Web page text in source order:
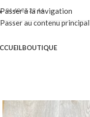
Passer à la navigation
Passer au contenu principal
01 40 86 22 44
BOUTIQUE